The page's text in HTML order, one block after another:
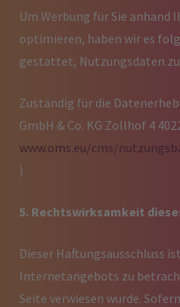
Um Werbung für Sie
optimieren, haben wir es
gestattet, Nutzungsdaten
Zuständig für die
GmbH & Co. KG Zollhof 4
www.oms.eu/cms/
)
5. Rechtswirksamkeit
Dieser Haftungsausschluss
Internetangebots zu
Seite verwiesen wurde.